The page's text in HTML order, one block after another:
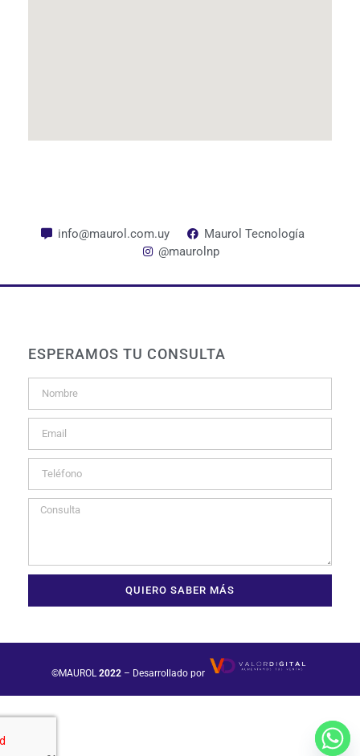
info@maurol.com.uy
Maurol Tecnología
@maurolnp
ESPERAMOS TU CONSULTA
QUIERO SABER MÁS
©MAUROL 2022 – Desarrollado por